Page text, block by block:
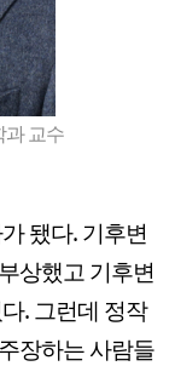
교수
됐다. 기후변
상했고 기후변
. 그런데 정작
장하는 사람들